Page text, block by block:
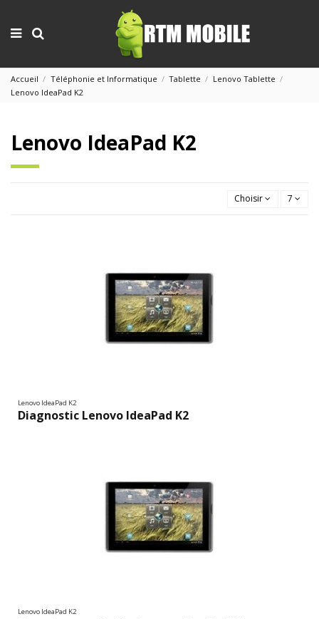
Accueil Téléphonie et Informatique Tablette
Lenovo Tablette
Lenovo IdeaPad K2
Lenovo IdeaPad K2
Choisir 7
Lenovo IdeaPad K2
Diagnostic Lenovo IdeaPad K2
Lenovo IdeaPad K2